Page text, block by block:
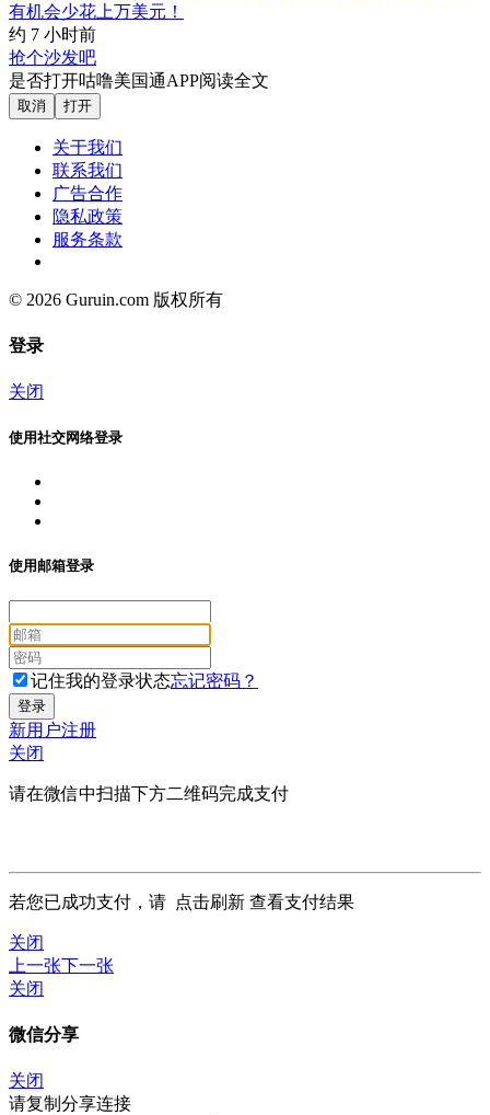
有机会少花上万美元！
约 7 小时前
抢个沙发吧
是否打开咕噜美国通APP阅读全文
取消 打开
关于我们
联系我们
广告合作
隐私政策
服务条款
© 2026 Guruin.com 版权所有
登录
关闭
使用社交网络登录
使用邮箱登录
记住我的登录状态忘记密码？
新用户注册
关闭
请在微信中扫描下方二维码完成支付
若您已成功支付，请 点击刷新 查看支付结果
关闭
上一张下一张
关闭
微信分享
关闭
请复制分享连接